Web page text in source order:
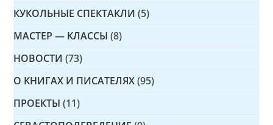
КУКОЛЬНЫЕ СПЕКТАКЛИ (5)
МАСТЕР — КЛАССЫ (8)
НОВОСТИ (73)
О КНИГАХ И ПИСАТЕЛЯХ (95)
ПРОЕКТЫ (11)